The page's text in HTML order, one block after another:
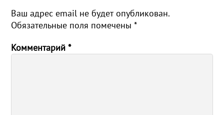
Ваш адрес email не будет опубликован.
Обязательные поля помечены*
Комментарий*